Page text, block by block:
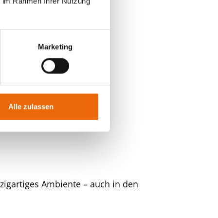
Marketing
Alle zulassen
Ambiente – auch in den